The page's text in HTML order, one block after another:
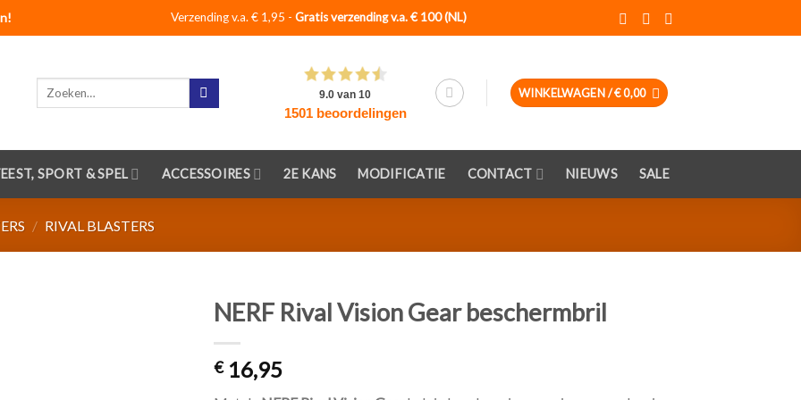
Verzending v.a. € 1,95 - Gratis verzending v.a. € 100 (NL)
Zoeken
WINKELWAGEN /€0,00
SPORT & SPEL ACCESSOIRES 2E KANS MODIFICATIE CONTACT NIEUWS SALE
/ RIVAL BLASTERS
NERF Rival Vision Gear beschermbril
€16,95